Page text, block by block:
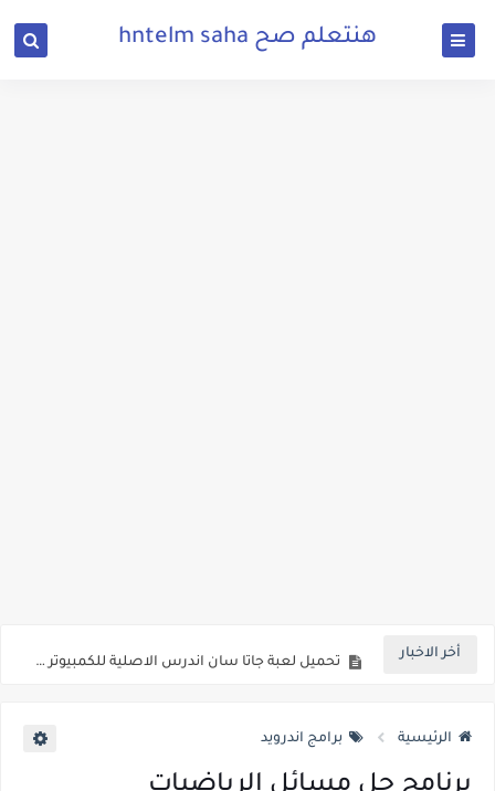
هنتعلم صح hntelm saha
أخر الاخبار تحميل لعبة جاتا سان اندرس الاصلية للكمبيوتر برابط مباشر من ميديا فاير
الرئيسية برامج اندرويد